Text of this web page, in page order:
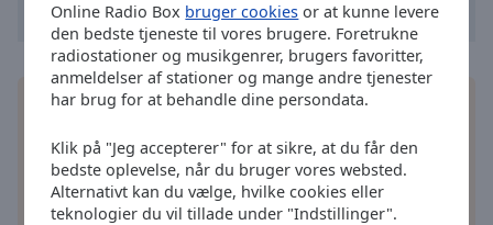
Online Radio Box bruger cookies or at kunne levere
den bedste tjeneste til vores brugere. Foretrukne
radiostationer og musikgenrer, brugers favoritter,
anmeldelser af stationer og mange andre tjenester
har brug for at behandle dine persondata.
Klik på "Jeg accepterer" for at sikre, at du får den
bedste oplevelse, når du bruger vores websted.
Alternativt kan du vælge, hvilke cookies eller
teknologier du vil tillade under "Indstillinger".
Opacity
Background
Installer den gratis Online Radio Boxapplikation
radiostationer online – uanset hvor du er!